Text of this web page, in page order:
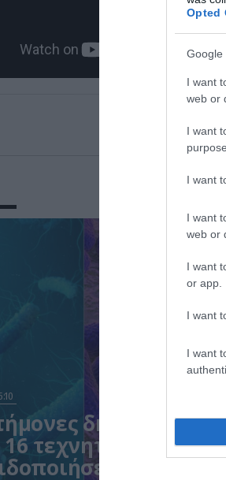
Opted
Google
I want
web or
I want
I want
I want
web or
I want
or app.
I want
I want
τεχνητούς ιούς με
για τη